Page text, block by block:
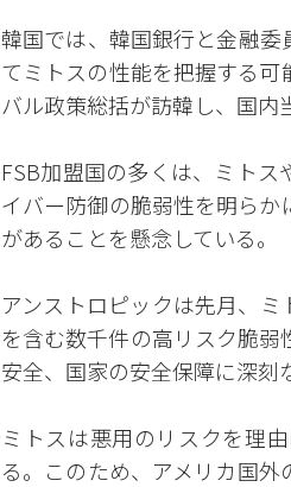
韓国では、韓国銀行と金融
てミトスの性能を把握する
バル政策総括が訪韓し、国内
FSB加盟国の多くは、ミト
イバー防御の脆弱性を明ら
があることを懸念している。
アンストロピックは先月、
を含む数千件の高リスク脆
安全、国家の安全保障に深刻
ミトスは悪用のリスクを理
る。このため、アメリカ国